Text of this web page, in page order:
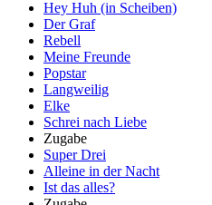
Hey Huh (in Scheiben)
Der Graf
Rebell
Meine Freunde
Popstar
Langweilig
Elke
Schrei nach Liebe
Zugabe
Super Drei
Alleine in der Nacht
Ist das alles?